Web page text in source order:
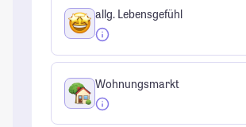
allg. Lebensgefühl
Wohnungsmarkt